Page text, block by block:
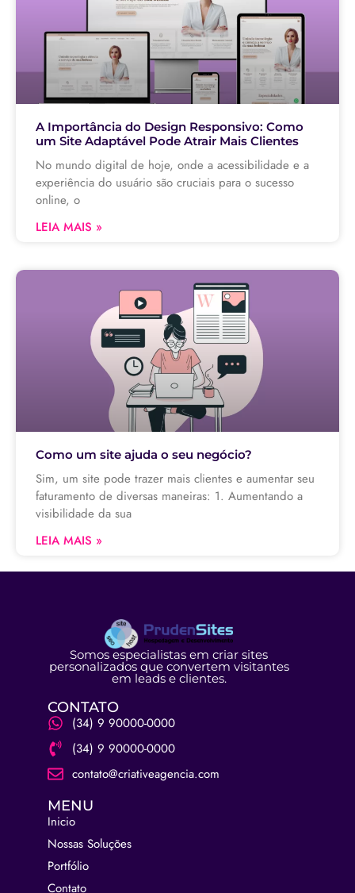
A Importância do Design Responsivo: Como
um Site Adaptável Pode Atrair Mais Clientes
No mundo digital de hoje, onde a acessibilidade e a
experiência do usuário são cruciais para o sucesso
online, o
LEIA MAIS »
Como um site ajuda o seu negócio?
Sim, um site pode trazer mais clientes e aumentar seu
faturamento de diversas maneiras: 1. Aumentando a
visibilidade da sua
LEIA MAIS »
Somos especialistas em criar sites
personalizados que convertem visitantes
em leads e clientes.
CONTATO
(34) 9 90000-0000
(34) 9 90000-0000
contato@criativeagencia.com
MENU
Inicio
Nossas Soluções
Portfólio
Contato